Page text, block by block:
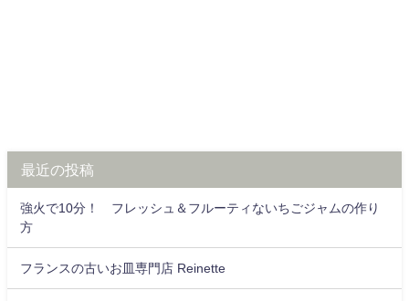
最近の投稿
強火で10分！ フレッシュ＆フルーティないちごジャムの作り
方
フランスの古いお皿専門店 Reinette